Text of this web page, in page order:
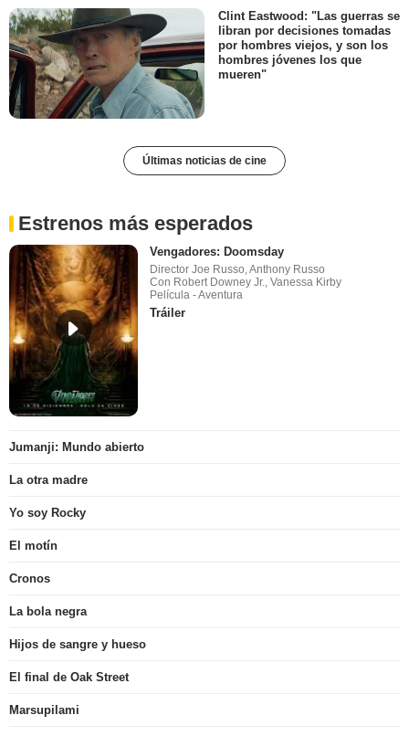
Clint Eastwood: "Las guerras se
libran por decisiones tomadas
por hombres viejos, y son los
hombres jóvenes los que
mueren"
Últimas noticias de cine
Estrenos más esperados
Vengadores: Doomsday
Director Joe Russo, Anthony Russo
Con Robert Downey Jr., Vanessa Kirby
Película - Aventura
Tráiler
Jumanji: Mundo abierto
La otra madre
Yo soy Rocky
El motín
Cronos
La bola negra
Hijos de sangre y hueso
El final de Oak Street
Marsupilami